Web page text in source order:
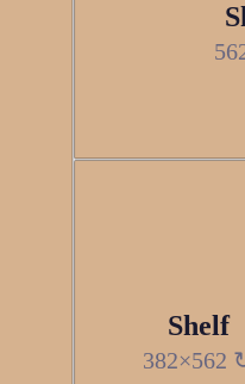
Shelf
382×562